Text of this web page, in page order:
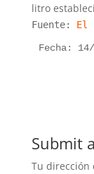
litro
Fuente: El
Fecha:
Submit
Tu dirección